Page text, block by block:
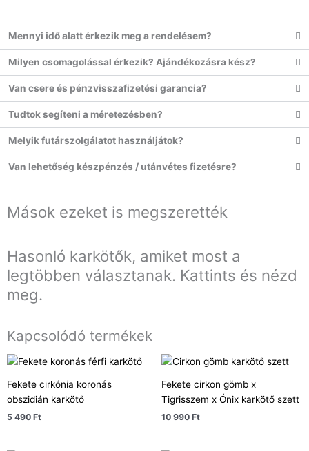
Mennyi idő alatt érkezik meg a rendelésem?
Milyen csomagolással érkezik? Ajándékozásra kész?
Van csere és pénzvisszafizetési garancia?
Tudtok segíteni a méretezésben?
Melyik futárszolgálatot használjátok?
Van lehetőség készpénzés / utánvétes fizetésre?
Mások ezeket is megszerették
Hasonló karkötők, amiket most a
legtöbben választanak. Kattints és nézd
meg.
Kapcsolódó termékek
Fekete cirkónia koronás
obszidián karkötő
5 490 Ft
Fekete cirkon gömb x
Tigrisszem x Ónix karkötő szett
10 990 Ft